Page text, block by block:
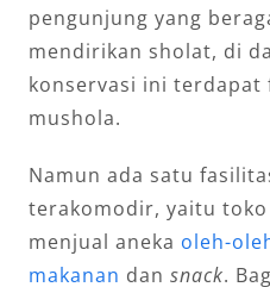
pengunjung yang
mendirikan sholat, di
konservasi ini terdapat
mushola.
Namun ada satu
terakomodir, yaitu
menjual aneka oleh-
makanan dan snack.